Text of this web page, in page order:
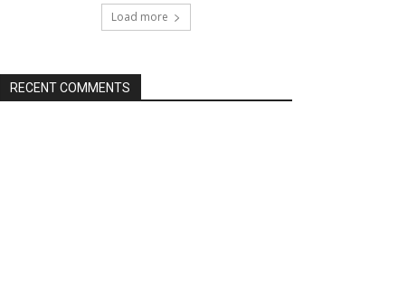
Load more
RECENT COMMENTS